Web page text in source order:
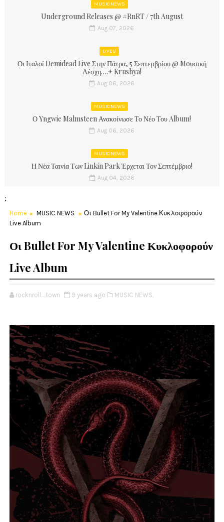
MUSIC NEWS
Underground Releases @ #RnRT / 7th August
Aug 07, 2026
LIVES
Οι Ιταλοί Demidead Live Στην Πάτρα, 5 Σεπτεμβρίου @ Moυσική
Λέσχη….+ Krushya!
Aug 06, 2026
MUSIC NEWS
Ο Yngwie Malmsteen Ανακοίνωσε Το Νέο Του Album!
Aug 06, 2026
MUSIC NEWS
Η Νέα Ταινία Των Linkin Park Έρχεται Τον Σεπτέμβριο!
Aug 04, 2026
;
Home MUSIC NEWS
Οι Bullet For My Valentine Κυκλοφορούν
Live Album
Οι Bullet For My Valentine Κυκλοφορούν
Live Album
rocknroll_town 9 years ago MUSIC NEWS,